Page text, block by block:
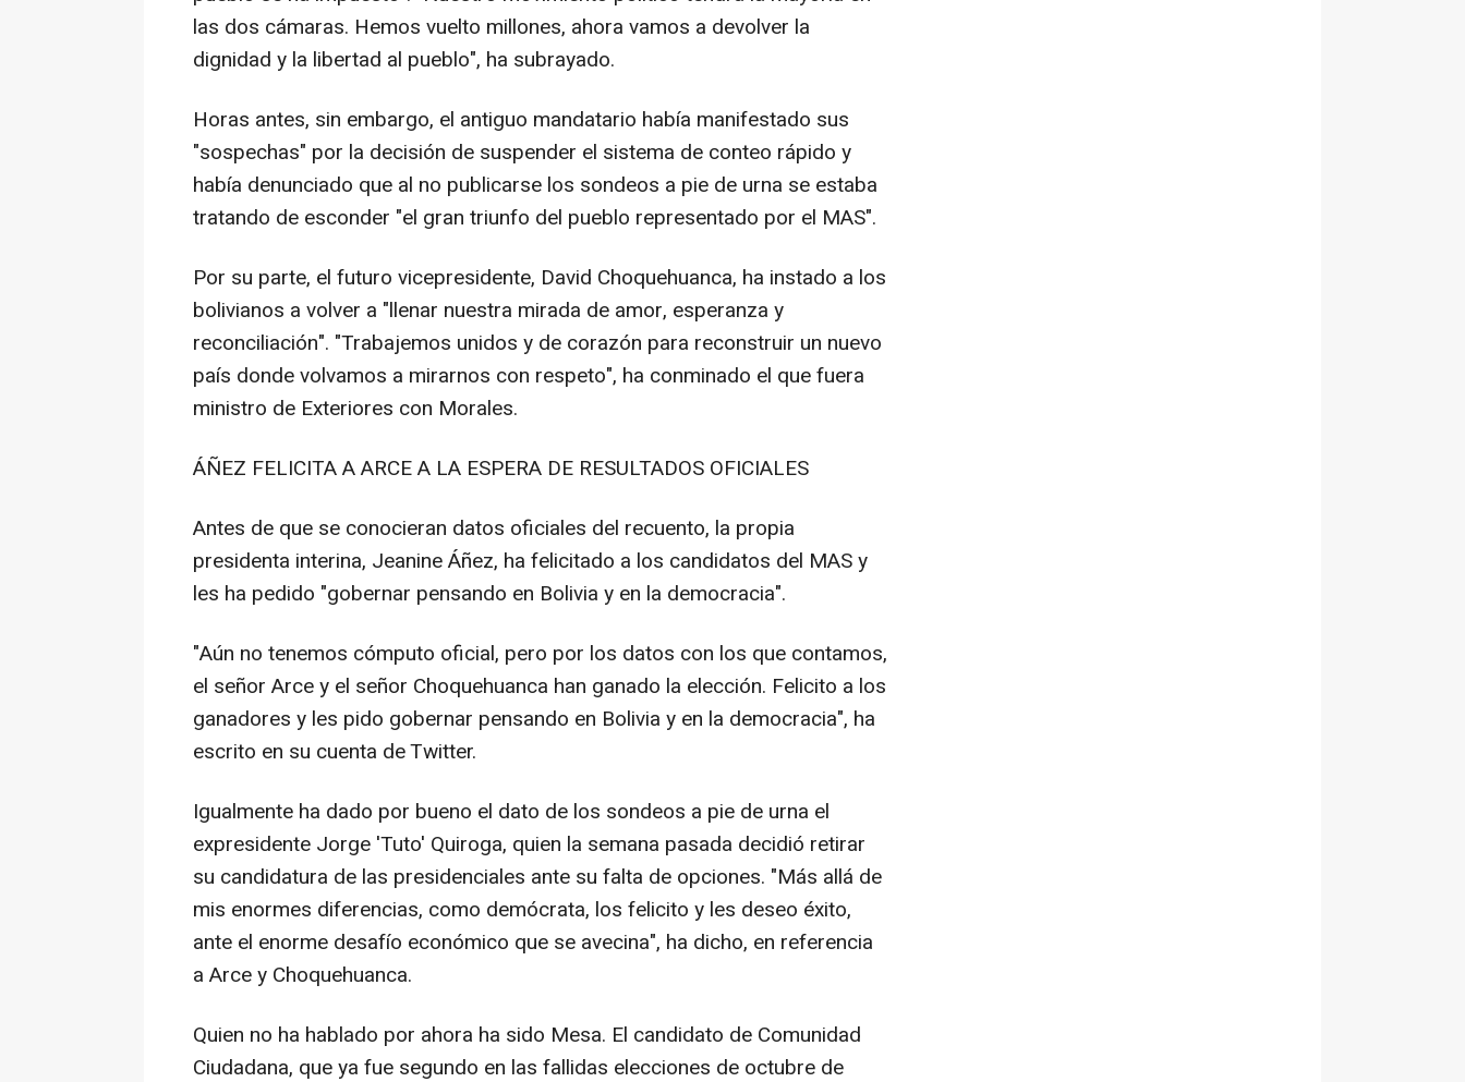
las dos cámaras. Hemos vuelto millones, ahora vamos a devolver la
dignidad y la libertad al pueblo", ha subrayado.
Horas antes, sin embargo, el antiguo mandatario había manifestado sus
"sospechas" por la decisión de suspender el sistema de conteo rápido y
había denunciado que al no publicarse los sondeos a pie de urna se estaba
tratando de esconder "el gran triunfo del pueblo representado por el MAS".
Por su parte, el futuro vicepresidente, David Choquehuanca, ha instado a los
bolivianos a volver a "llenar nuestra mirada de amor, esperanza y
reconciliación". "Trabajemos unidos y de corazón para reconstruir un nuevo
país donde volvamos a mirarnos con respeto", ha conminado el que fuera
ministro de Exteriores con Morales.
ÁÑEZ FELICITA A ARCE A LA ESPERA DE RESULTADOS OFICIALES
Antes de que se conocieran datos oficiales del recuento, la propia
presidenta interina, Jeanine Áñez, ha felicitado a los candidatos del MAS y
les ha pedido "gobernar pensando en Bolivia y en la democracia".
"Aún no tenemos cómputo oficial, pero por los datos con los que contamos,
el señor Arce y el señor Choquehuanca han ganado la elección. Felicito a los
ganadores y les pido gobernar pensando en Bolivia y en la democracia", ha
escrito en su cuenta de Twitter.
Igualmente ha dado por bueno el dato de los sondeos a pie de urna el
expresidente Jorge 'Tuto' Quiroga, quien la semana pasada decidió retirar
su candidatura de las presidenciales ante su falta de opciones. "Más allá de
mis enormes diferencias, como demócrata, los felicito y les deseo éxito,
ante el enorme desafío económico que se avecina", ha dicho, en referencia
a Arce y Choquehuanca.
Quien no ha hablado por ahora ha sido Mesa. El candidato de Comunidad
Ciudadana, que ya fue segundo en las fallidas elecciones de octubre de